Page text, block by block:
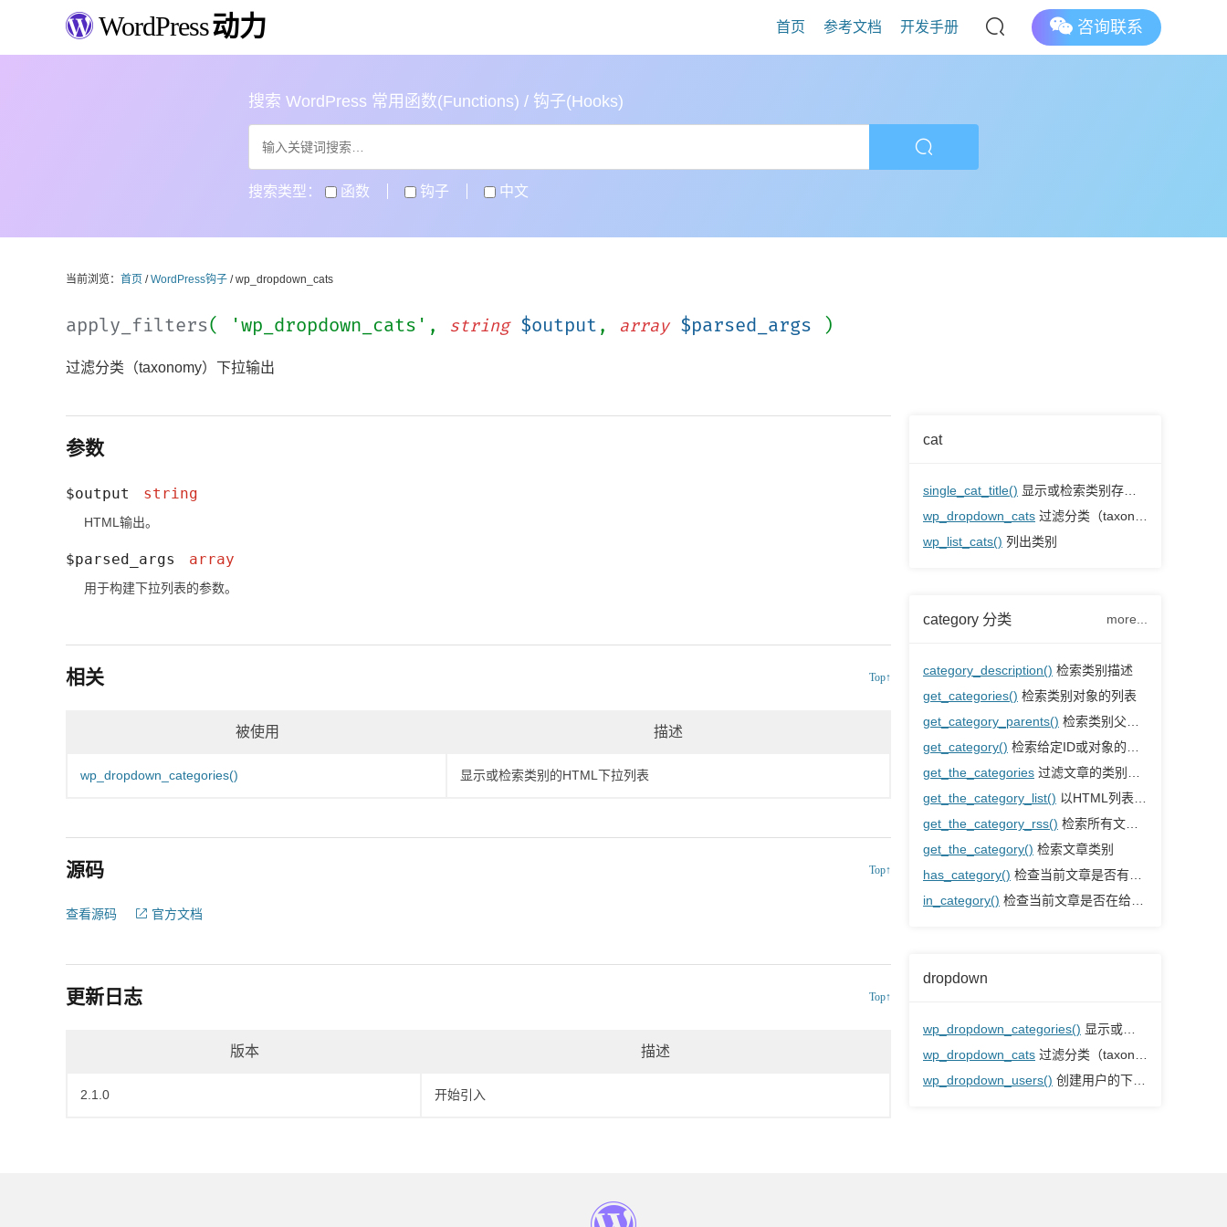
WordPress动力 首页 参考文档 开发手册 咨询联系
搜索 WordPress 常用函数(Functions) / 钩子(Hooks)
搜索类型： 函数 钩子 中文
当前浏览： 首页 /WordPress钩子 / wp_dropdown_cats
apply_filters( 'wp_dropdown_cats', string $output , array $parsed_args )
过滤分类（taxonomy）下拉输出
cat
single_cat_title() 显示或检索类别存档的页面标题
wp_dropdown_cats 过滤分类（taxonomy）下拉输出
wp_list_cats() 列出类别
category 分类 more...
category_description() 检索类别描述
get_categories() 检索类别对象的列表
get_category_parents() 检索类别父级以分隔符分隔
get_category() 检索给定ID或对象的类别数据
get_the_categories 过滤文章的类别数组
get_the_category_list() 以HTML列表或自定义格式检索文章的类别列表
get_the_category_rss() 检索所有文章类别，并格式化以便在feed中使用
get_the_category() 检索文章类别
has_category() 检查当前文章是否有给定的类别
in_category() 检查当前文章是否在给定的类别内
dropdown
wp_dropdown_categories() 显示或检索类别的HTML下拉列表
wp_dropdown_cats 过滤分类（taxonomy）下拉输出
wp_dropdown_users() 创建用户的下拉HTML内容
参数
$output string
HTML输出。
$parsed_args array
用于构建下拉列表的参数。
相关 Top↑
被使用 描述
wp_dropdown_categories() 显示或检索类别的HTML下拉列表
源码 Top↑
查看源码 官方文档
更新日志 Top↑
版本 描述
2.1.0 开始引入